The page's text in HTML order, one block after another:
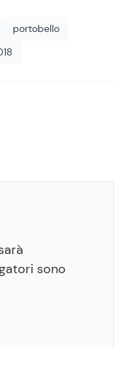
portobello
sono